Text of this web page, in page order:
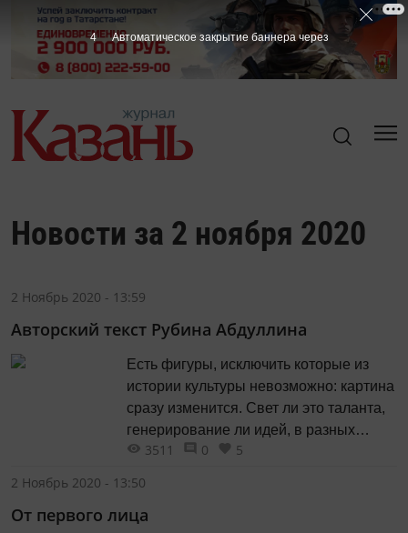
Новости за 2 ноября 2020
2 Ноябрь 2020 - 13:59
Авторский текст Рубина Абдуллина
Есть фигуры, исключить которые из
истории культуры невозможно: картина
сразу изменится. Свет ли это таланта,
генерирование ли идей, в разных
формах вмешивающихся в течение
культурных процессов того или иного
3511 0
5
2 Ноябрь 2020 - 13:50
От первого лица
4 Автоматическое закрытие баннера через